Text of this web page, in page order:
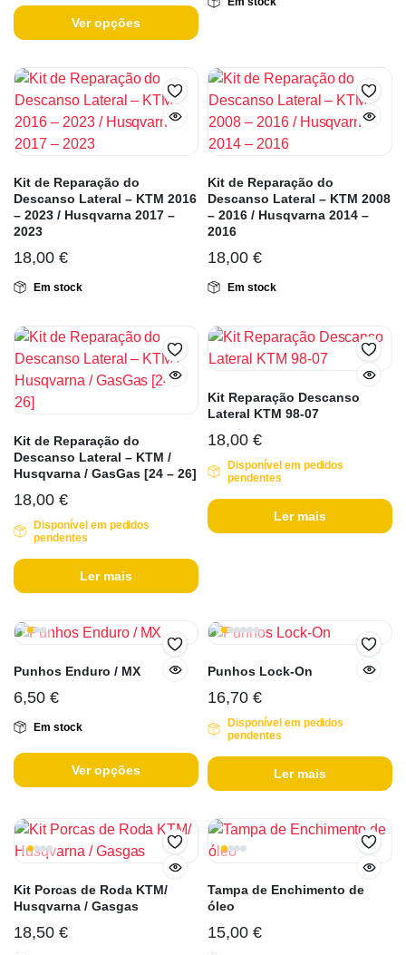
Ver opções
Kit de Reparação do
Descanso Lateral – KTM 2016
– 2023 / Husqvarna 2017 –
2023
18,00 €
Em stock
Kit de Reparação do
Descanso Lateral – KTM 2008
– 2016 / Husqvarna 2014 –
2016
18,00 €
Em stock
Kit de Reparação do
Descanso Lateral – KTM /
Husqvarna / GasGas [24 – 26]
18,00 €
Disponível em pedidos
pendentes
Ler mais
Kit Reparação Descanso
Lateral KTM 98-07
18,00 €
Disponível em pedidos
pendentes
Ler mais
Punhos Enduro / MX
6,50 €
Em stock
Ver opções
Punhos Lock-On
16,70 €
Disponível em pedidos
pendentes
Ler mais
Kit Porcas de Roda KTM/
Husqvarna / Gasgas
18,50 €
Tampa de Enchimento de
óleo
15,00 €